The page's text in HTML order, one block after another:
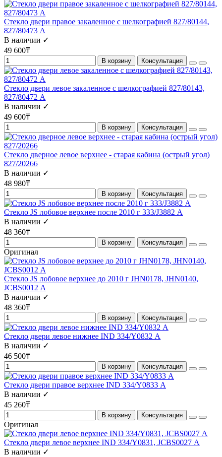
Стекло двери правое закаленное с шелкографией 827/80144,
827/80473 А
В наличии ✓
49 600₸
В корзину Консультация
Стекло двери левое закаленное с шелкографией 827/80143,
827/80472 A
В наличии ✓
49 600₸
В корзину Консультация
Стекло дверное левое верхнее - старая кабина (острый угол)
827/20266
В наличии ✓
48 980₸
В корзину Консультация
Стекло JS лобовое верхнее после 2010 г 333/J3882 А
В наличии ✓
48 360₸
В корзину Консультация
Оригинал
Стекло JS лобовое верхнее до 2010 г JHN0178, JHN0140,
JCBS0012 А
В наличии ✓
48 360₸
В корзину Консультация
Стекло двери левое нижнее IND 334/Y0832 А
В наличии ✓
46 500₸
В корзину Консультация
Стекло двери правое верхнее IND 334/Y0833 А
В наличии ✓
45 260₸
В корзину Консультация
Оригинал
Стекло двери левое верхнее IND 334/Y0831, JCBS0027 А
В наличии ✓